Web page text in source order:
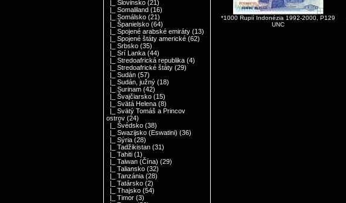
|_ Slovinsko (21)
|_ Somaliland (16)
|_ Somálsko (21)
|_ Španielsko (64)
|_ Spojené arabské emiráty (13)
|_ Spojené štáty americké (62)
|_ Srbsko (35)
|_ Srí Lanka (44)
|_ Stredoafrická republika (4)
|_ Stredoafrické štáty (29)
|_ Sudán (57)
|_ Sudán, južný (18)
|_ Surinam (42)
|_ Švajčiarsko (15)
|_ Svätá Helena (8)
|_ Svätý Tomáš a Princov
ostrov (24)
|_ Švédsko (38)
|_ Swazijsko (Eswatini) (36)
|_ Sýria (28)
|_ Tadžikistan (31)
|_ Tahiti (1)
|_ Taiwan (Čína) (29)
|_ Taliansko (32)
|_ Tanzánia (28)
|_ Tatársko (2)
|_ Thajsko (54)
|_ Timor (3)
*1000 Rupií Indonézia 1992-2000, P129
UNC